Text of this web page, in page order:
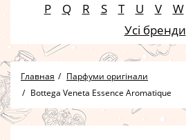
P
Q R S T U V W
Усі бренди
Главная
Парфуми оригінали
Bottega Veneta Essence Aromatique